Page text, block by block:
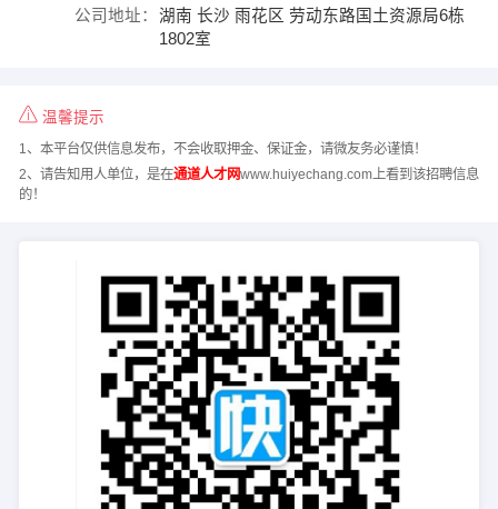
公司地址：
湖南 长沙 雨花区 劳动东路国土资源局6栋
1802室
温馨提示
1、本平台仅供信息发布，不会收取押金、保证金，请微友务必谨慎！
2、请告知用人单位，是在通道人才网www.huiyechang.com上看到该招聘信息
的！